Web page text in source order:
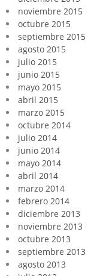
noviembre 2015
octubre 2015
septiembre 2015
agosto 2015
julio 2015
junio 2015
mayo 2015
abril 2015
marzo 2015
octubre 2014
julio 2014
junio 2014
mayo 2014
abril 2014
marzo 2014
febrero 2014
diciembre 2013
noviembre 2013
octubre 2013
septiembre 2013
agosto 2013